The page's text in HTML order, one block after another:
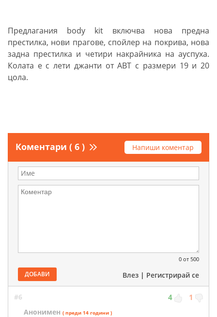
Предлагания body kit включва нова предна
престилка, нови прагове, спойлер на покрива, нова
задна престилка и четири накрайника на ауспуха.
Колата е с лети джанти от АВТ с размери 19 и 20
цола.
Коментари ( 6 ) Напиши коментар
0 от 500
ДОБАВИ Влез | Регистрирай се
#6 4 1
Анонимен ( преди 14 години )